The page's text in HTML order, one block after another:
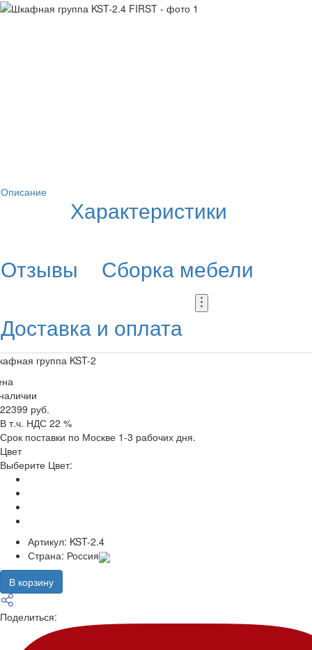
Описание
Характеристики
Отзывы
Сборка мебели
Доставка и оплата
группа KST-2
22399 руб.
В т.ч. НДС 22 %
Срок поставки по Москве 1-3 рабочих дня.
Цвет
Выберите Цвет:
Артикул: KST-2.4
Страна: Россия
В корзину
Поделиться: